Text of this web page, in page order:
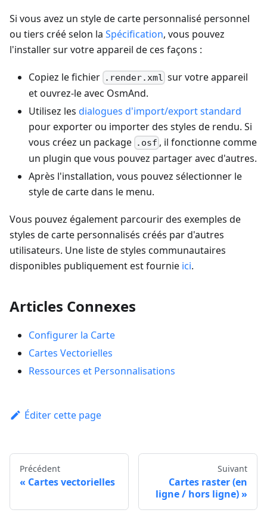
Si vous avez un style de carte personnalisé personnel
ou tiers créé selon la Spécification, vous pouvez
l'installer sur votre appareil de ces façons :
Copiez le fichier .render.xml sur votre appareil
et ouvrez-le avec OsmAnd.
Utilisez les dialogues d'import/export standard
pour exporter ou importer des styles de rendu. Si
vous créez un package .osf , il fonctionne comme
un plugin que vous pouvez partager avec d'autres.
Après l'installation, vous pouvez sélectionner le
style de carte dans le menu.
Vous pouvez également parcourir des exemples de
styles de carte personnalisés créés par d'autres
utilisateurs. Une liste de styles communautaires
disponibles publiquement est fournie ici.
Articles Connexes
Configurer la Carte
Cartes Vectorielles
Ressources et Personnalisations
Éditer cette page
Précédent
Cartes vectorielles
Suivant
Cartes raster (en
ligne / hors ligne)